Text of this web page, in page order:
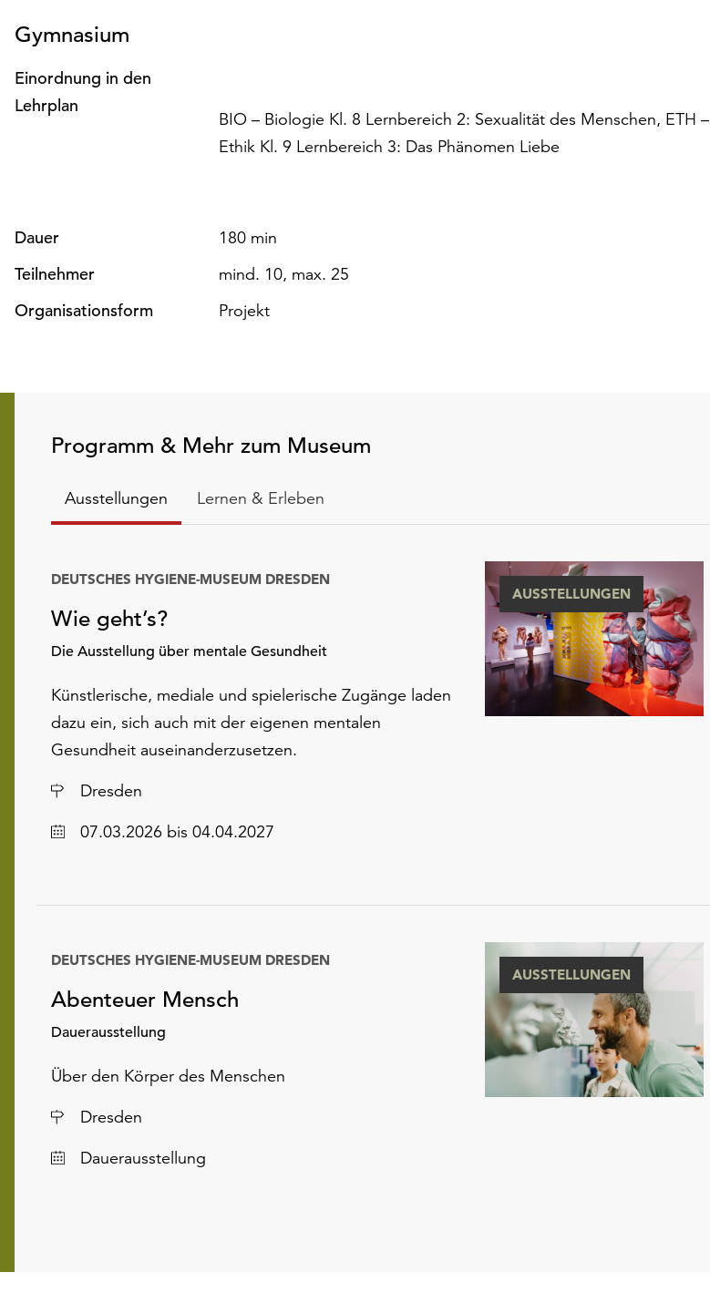
Gymnasium
Einordnung in den
Lehrplan
BIO – Biologie Kl. 8 Lernbereich 2: Sexualität des Menschen, ETH –
Ethik Kl. 9 Lernbereich 3: Das Phänomen Liebe
Dauer
180 min
Teilnehmer
mind. 10, max. 25
Organisationsform
Projekt
Programm & Mehr zum Museum
Ausstellungen Lernen & Erleben
Wie geht’s?
Die Ausstellung über mentale Gesundheit
DEUTSCHES HYGIENE-MUSEUM DRESDEN
Künstlerische, mediale und spielerische Zugänge laden
dazu ein, sich auch mit der eigenen mentalen
Gesundheit auseinanderzusetzen.
Ort
Dresden
Datum07.03.2026 bis 04.04.2027
AUSSTELLUNGEN
Abenteuer Mensch
Dauerausstellung
DEUTSCHES HYGIENE-MUSEUM DRESDEN
Über den Körper des Menschen
Ort
Dresden
Datum
Dauerausstellung
AUSSTELLUNGEN